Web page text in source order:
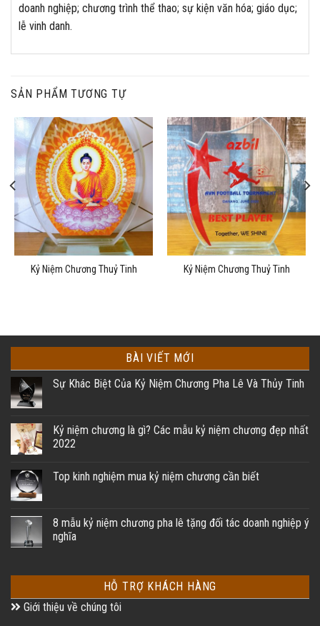
doanh nghiệp; chương trình thể thao; sự kiện văn hóa; giáo dục;
lễ vinh danh.
SẢN PHẨM TƯƠNG TỰ
Kỷ Niệm Chương Thuỷ Tinh Kỷ Niệm Chương Thuỷ Tinh
BÀI VIẾT MỚI
Sự Khác Biệt Của Kỷ Niệm Chương Pha Lê Và Thủy Tinh
Kỷ niệm chương là gì? Các mẫu kỷ niệm chương đẹp nhất
2022
Top kinh nghiệm mua kỷ niệm chương cần biết
8 mẫu kỷ niệm chương pha lê tặng đối tác doanh nghiệp ý
nghĩa
HỖ TRỢ KHÁCH HÀNG
Giới thiệu về chúng tôi